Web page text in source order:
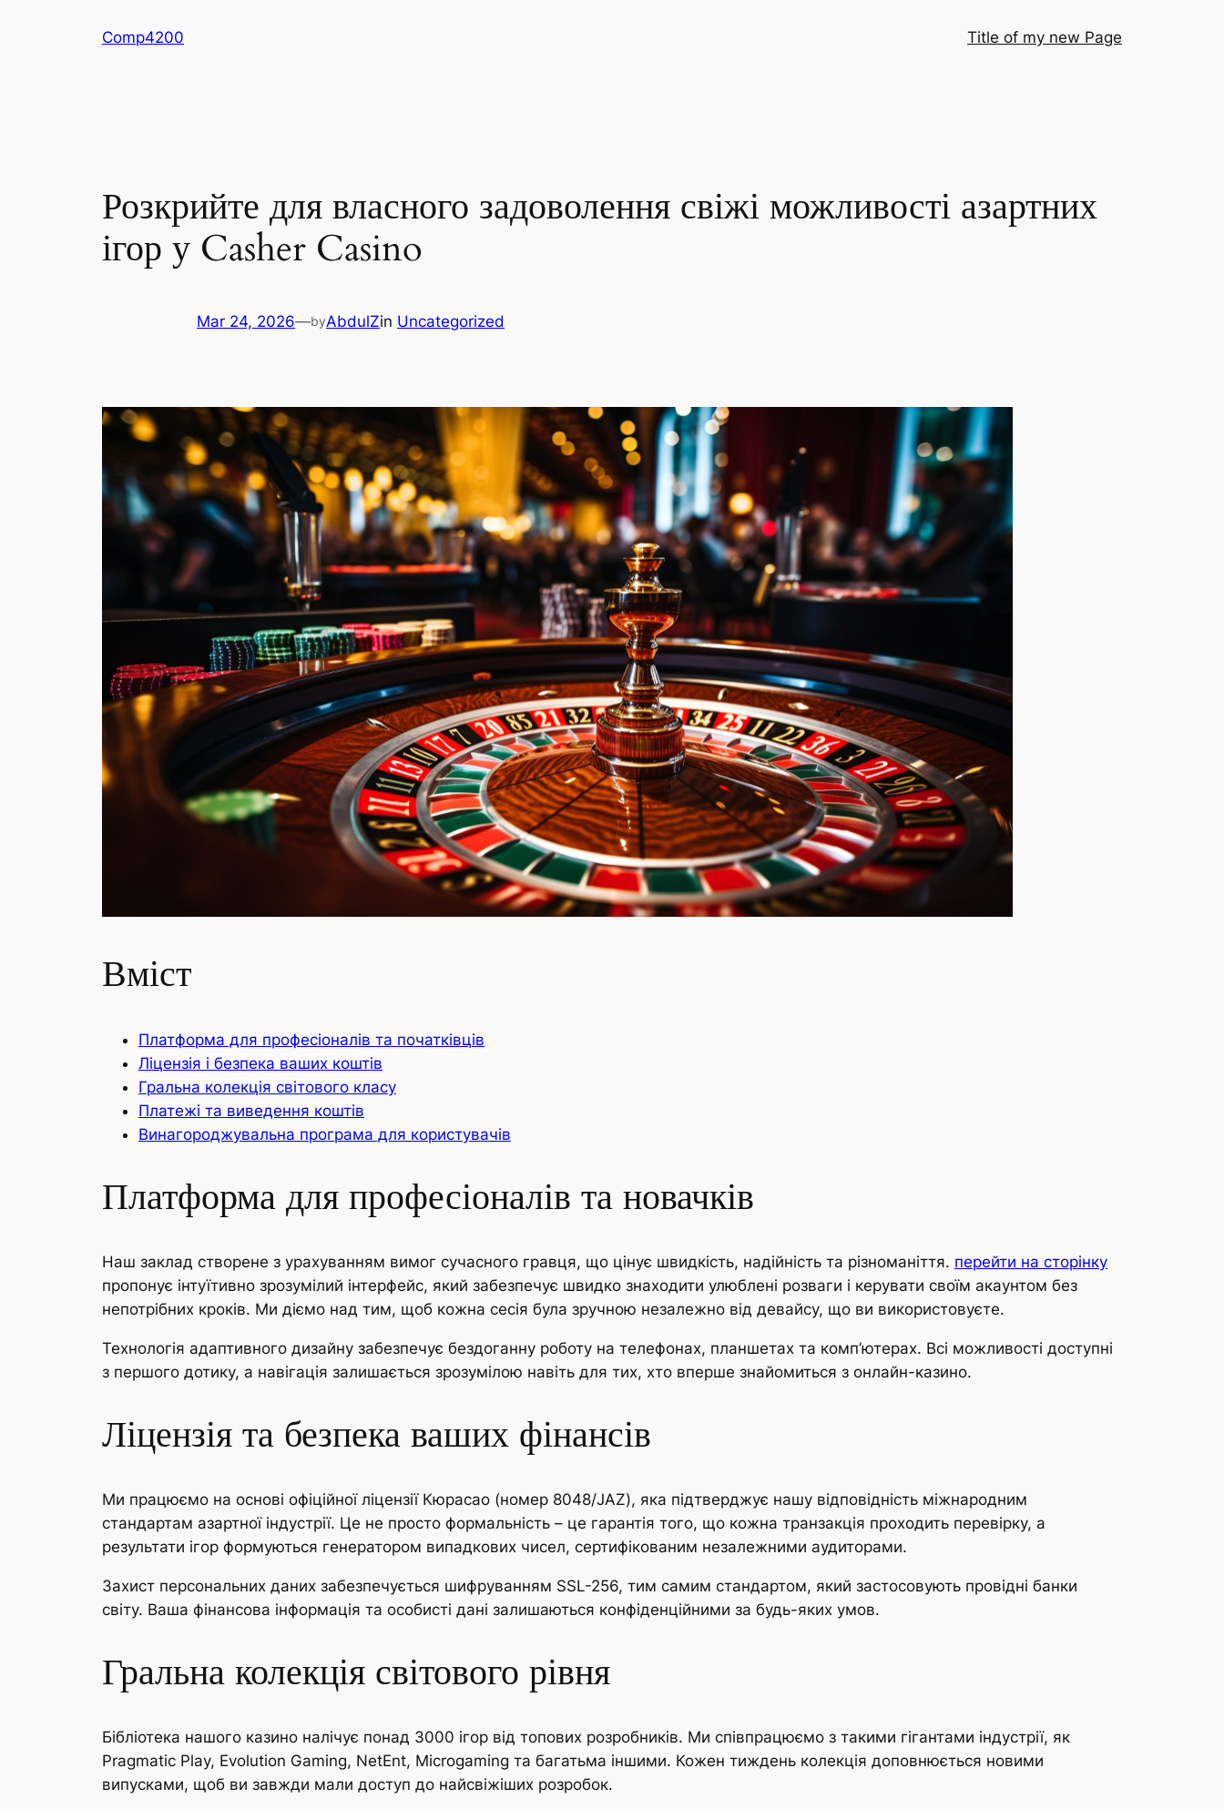
Comp4200 Title of my new Page
Розкрийте для власного задоволення свіжі можливості азартних
ігор у Casher Casino
Mar 24, 2026—byAbdulZin Uncategorized
Вміст
Платформа для професіоналів та початківців
Ліцензія і безпека ваших коштів
Гральна колекція світового класу
Платежі та виведення коштів
Винагороджувальна програма для користувачів
Платформа для професіоналів та новачків
Наш заклад створене з урахуванням вимог сучасного гравця, що цінує швидкість, надійність та різноманіття. перейти на сторінку
пропонує інтуїтивно зрозумілий інтерфейс, який забезпечує швидко знаходити улюблені розваги і керувати своїм акаунтом без
непотрібних кроків. Ми діємо над тим, щоб кожна сесія була зручною незалежно від девайсу, що ви використовуєте.
Технологія адаптивного дизайну забезпечує бездоганну роботу на телефонах, планшетах та комп’ютерах. Всі можливості доступні
з першого дотику, а навігація залишається зрозумілою навіть для тих, хто вперше знайомиться з онлайн-казино.
Ліцензія та безпека ваших фінансів
Ми працюємо на основі офіційної ліцензії Кюрасао (номер 8048/JAZ), яка підтверджує нашу відповідність міжнародним
стандартам азартної індустрії. Це не просто формальність – це гарантія того, що кожна транзакція проходить перевірку, а
результати ігор формуються генератором випадкових чисел, сертифікованим незалежними аудиторами.
Захист персональних даних забезпечується шифруванням SSL-256, тим самим стандартом, який застосовують провідні банки
світу. Ваша фінансова інформація та особисті дані залишаються конфіденційними за будь-яких умов.
Гральна колекція світового рівня
Бібліотека нашого казино налічує понад 3000 ігор від топових розробників. Ми співпрацюємо з такими гігантами індустрії, як
Pragmatic Play, Evolution Gaming, NetEnt, Microgaming та багатьма іншими. Кожен тиждень колекція доповнюється новими
випусками, щоб ви завжди мали доступ до найсвіжіших розробок.